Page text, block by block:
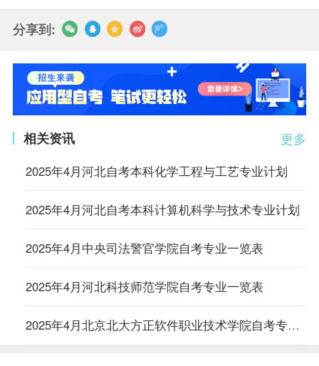
分享到:
更多
相关资讯
2025年4月河北自考本科化学工程与工艺专业计划
2025年4月河北自考本科计算机科学与技术专业计划
2025年4月中央司法警官学院自考专业一览表
2025年4月河北科技师范学院自考专业一览表
2025年4月北京北大方正软件职业技术学院自考专业一览表